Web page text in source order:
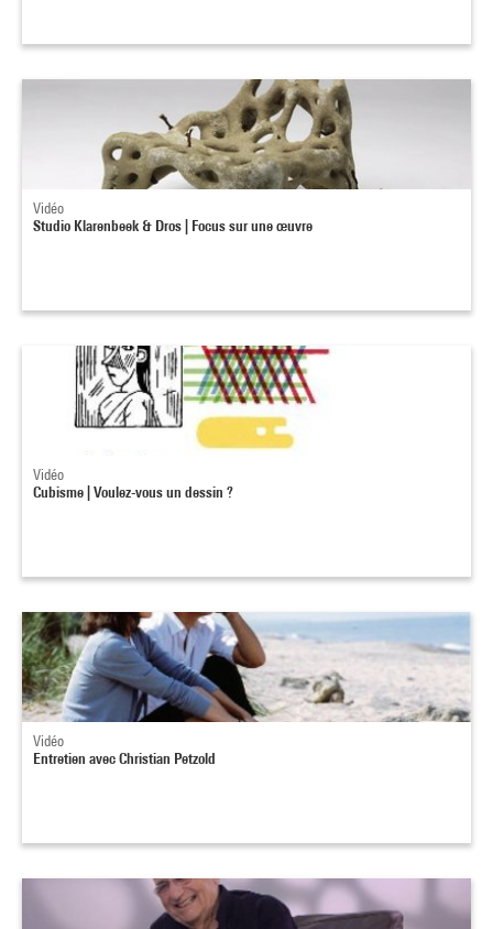
Vidéo
Studio Klarenbeek & Dros | Focus sur une œuvre
Vidéo
Cubisme | Voulez-vous un dessin ?
Vidéo
Entretien avec Christian Petzold